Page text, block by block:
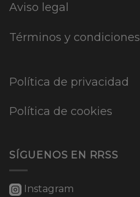
Aviso legal
Términos y condiciones
Política de privacidad
Política de cookies
SÍGUENOS EN RRSS
Instagram